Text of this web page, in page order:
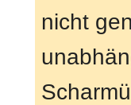
nicht